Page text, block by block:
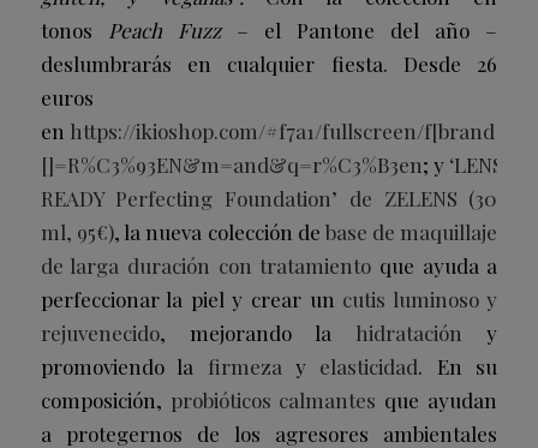
tonos
Peach Fuzz– el Pantone del año –
deslumbrarás en cualquier fiesta. Desde 26
euros
en https://ikioshop.com/#f7a1/fullscreen/f[brand]
[]=R%C3%93EN&m=and&q=r%C3%B3en; y‘LENS
READY Perfecting Foundation’ de ZELENS (30
ml, 95€), la nueva colección de base de maquillaje
de larga duración con tratamiento que ayuda a
perfeccionar la piel y crear un cutis luminoso y
rejuvenecido, mejorando la hidratación
y
promoviendo la firmeza y elasticidad. En su
composición, probióticos calmantes que ayudan
a protegernos de los agresores ambientales